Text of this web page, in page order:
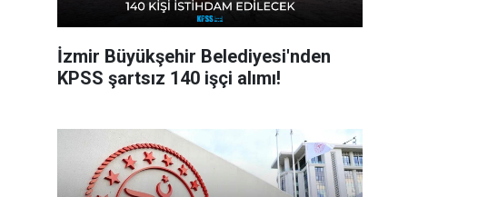
İzmir Büyükşehir Belediyesi'nden
KPSS şartsız 140 işçi alımı!